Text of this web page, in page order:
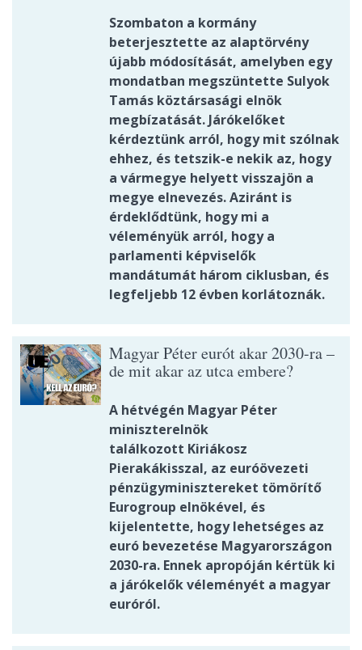
Szombaton a kormány
beterjesztette az alaptörvény
újabb módosítását, amelyben egy
mondatban megszüntette Sulyok
Tamás köztársasági elnök
megbízatását. Járókelőket
kérdeztünk arról, hogy mit szólnak
ehhez, és tetszik-e nekik az, hogy
a vármegye helyett visszajön a
megye elnevezés. Aziránt is
érdeklődtünk, hogy mi a
véleményük arról, hogy a
parlamenti képviselők
mandátumát három ciklusban, és
legfeljebb 12 évben korlátoznák.
Magyar Péter eurót akar 2030-ra –
de mit akar az utca embere?
A hétvégén Magyar Péter
miniszterelnök
találkozott Kiriákosz
Pierakákisszal, az euróövezeti
pénzügyminisztereket tömörítő
Eurogroup elnökével, és
kijelentette, hogy lehetséges az
euró bevezetése Magyarországon
2030-ra. Ennek apropóján kértük ki
a járókelők véleményét a magyar
euróról.